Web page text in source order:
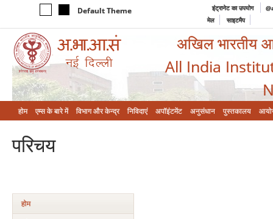
Default Theme इंट्रानेट का उपयोग
मेल
साइटमैप
अखिल भारतीय
All India
होम एम्‍स के बारे में विभाग और केन्‍द्र निविदाएं अपॉइंटमेंट अनुसंधान पुस्तकालय
परिचय
होम